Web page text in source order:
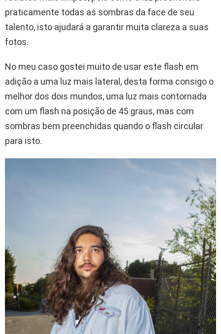
praticamente todas as sombras da face de seu
talento, isto ajudará a garantir muita clareza a suas
fotos.
No meu caso gostei muito de usar este flash em
adição a uma luz mais lateral, desta forma consigo o
melhor dos dois mundos, uma luz mais contornada
com um flash na posição de 45 graus, mas com
sombras bem preenchidas quando o flash circular
para isto.